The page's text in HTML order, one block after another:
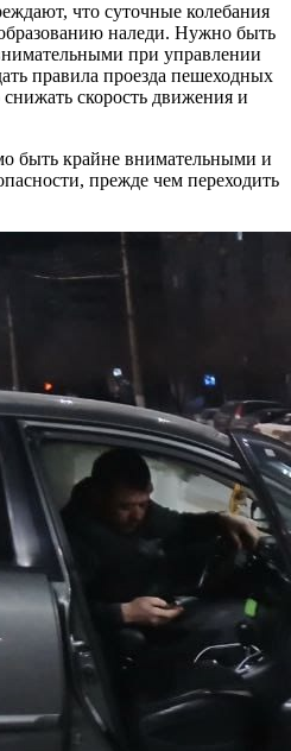
что суточные колебания
наледи. Нужно быть
при управлении
правила проезда пешеходных
скорость движения и
быть крайне внимательными и
прежде чем переходить